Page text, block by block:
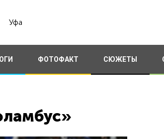
Уфа
ФОТОФАКТ СЮЖЕТЫ